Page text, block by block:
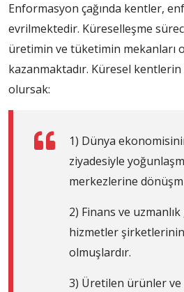
Enformasyon çağında kentler,
evrilmektedir. Küreselleşme
üretimin ve tüketimin mekanları
kazanmaktadır. Küresel
olursak:
1) Dünya
ziyadesiyle
merkezlerine
2) Finans ve
hizmetler
olmuşlardır.
3) Üretilen ürünler